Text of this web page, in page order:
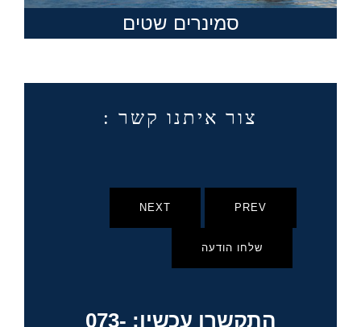
סמינרים שטים
צור איתנו קשר :
PREV
NEXT
שלחו הודעה
התקשרו עכשיו: 073-